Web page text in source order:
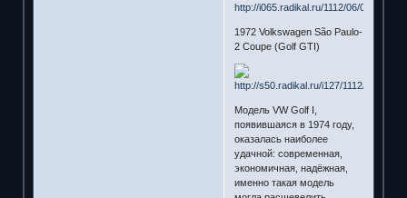
1972 Volkswagen São Paulo-
2 Coupe (Golf GTI)
Модель VW Golf I,
появившаяся в 1974 году,
оказалась наиболее
удачной: современная,
экономичная, надёжная,
именно такая модель